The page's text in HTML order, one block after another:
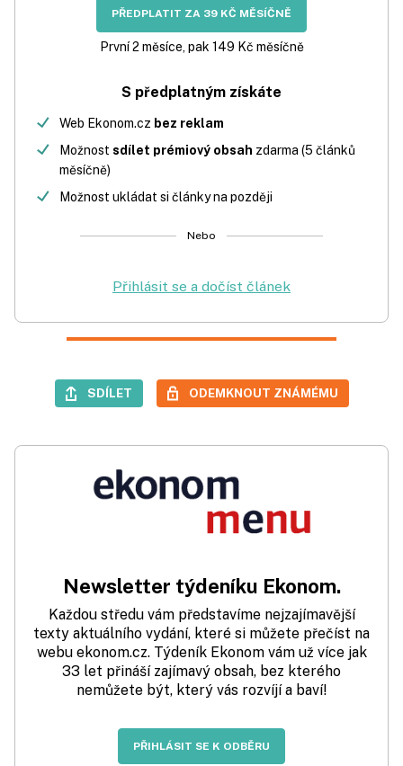
PŘEDPLATIT ZA 39 KČ MĚSÍČNĚ
První 2 měsíce, pak 149 Kč měsíčně
S předplatným získáte
Web Ekonom.cz bez reklam
Možnost sdílet prémiový obsah zdarma (5 článků
měsíčně)
Možnost ukládat si články na později
Nebo
Přihlásit se a dočíst článek
SDÍLET ODEMKNOUT ZNÁMÉMU
Newsletter týdeníku Ekonom.
Každou středu vám představíme nejzajímavější
texty aktuálního vydání, které si můžete přečíst na
webu ekonom.cz. Týdeník Ekonom vám už více jak
33 let přináší zajímavý obsah, bez kterého
nemůžete být, který vás rozvíjí a baví!
PŘIHLÁSIT SE K ODBĚRU